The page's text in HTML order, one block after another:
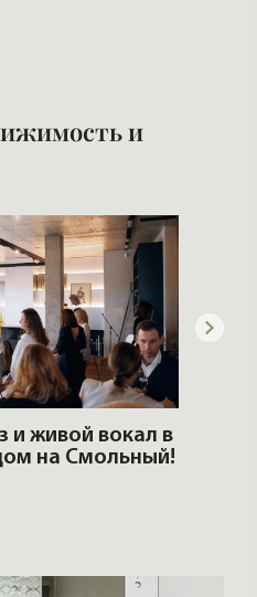
и
и живой вокал в
на Смольный!